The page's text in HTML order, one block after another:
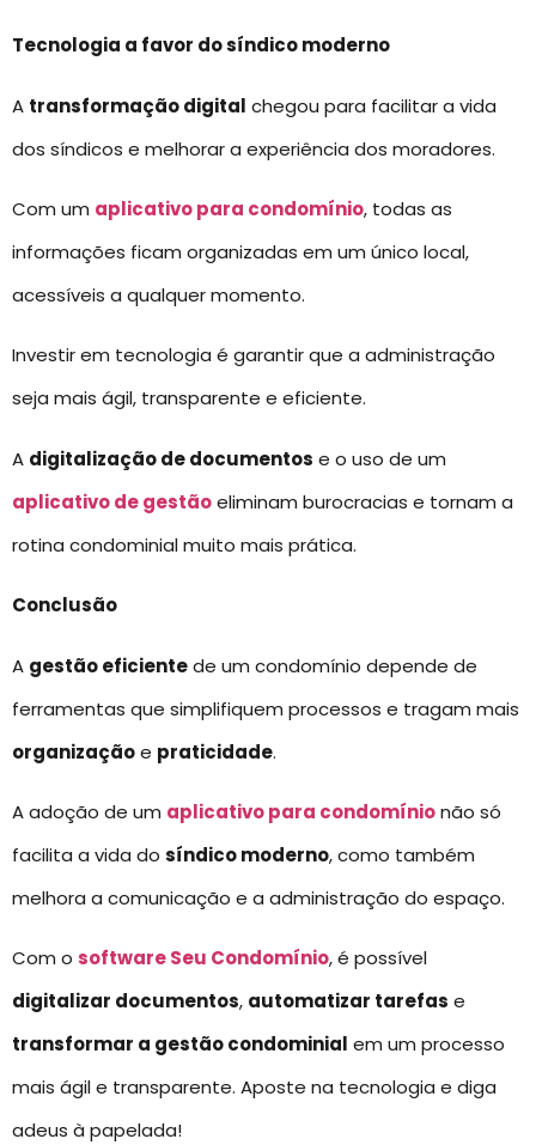
Tecnologia a favor do síndico moderno
A transformação digital chegou para facilitar a vida
dos síndicos e melhorar a experiência dos moradores.
Com um aplicativo para condomínio, todas as
informações ficam organizadas em um único local,
acessíveis a qualquer momento.
Investir em tecnologia é garantir que a administração
seja mais ágil, transparente e eficiente.
A digitalização de documentos e o uso de um
aplicativo de gestãoeliminam burocracias e tornam a
rotina condominial muito mais prática.
Conclusão
A gestão eficientede um condomínio depende de
ferramentas que simplifiquem processos e tragam mais
organizaçãoe praticidade.
A adoção de um aplicativo para condomínionão só
facilita a vida do síndico moderno, como também
melhora a comunicação e a administração do espaço.
Com o software Seu Condomínio, é possível
digitalizar documentos, automatizar tarefas e
transformar a gestão condominial em um processo
mais ágil e transparente. Aposte na tecnologia e diga
adeus à papelada!